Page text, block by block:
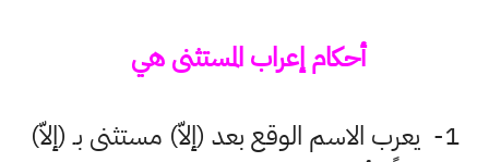
أحكام إعراب المستثنى هي
1- يعرب الاسم الوقع بعد (إلاّ) مستثنى بـ (إلاّ)